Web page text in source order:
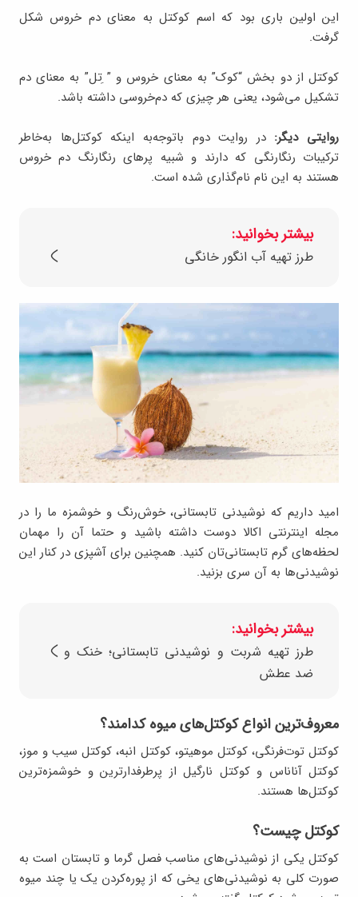
این اولین باری بود که اسم کوکتل به معنای دم خروس شکل
گرفت.
کوکتل از دو بخش “کوک” به معنای خروس و ” ِتل” به معنای دم
تشکیل می‌شود، یعنی هر چیزی که دم‌خروسی داشته باشد.
روایتی دیگر:در روایت دوم باتوجه‌به اینکه کوکتل‌ها به‌خاطر
ترکیبات رنگارنگی که دارند و شبیه پرهای رنگارنگ دم خروس
هستند به این نام نام‌گذاری شده است.
بیشتر بخوانید:
طرز تهیه آب انگور خانگی
امید داریم که نوشیدنی تابستانی، خوش‌رنگ و خوشمزه ما را در
مجله اینترنتی اکالا دوست داشته باشید و حتما آن را مهمان
لحظه‌های گرم تابستانی‌تان کنید. همچنین برای آشپزی در کنار این
نوشیدنی‌ها به آن سری بزنید.
بیشتر بخوانید:
طرز تهیه شربت و نوشیدنی تابستانی؛ خنک و
ضد عطش
معروف‌ترین انواع کوکتل‌های میوه کدامند؟
کوکتل توت‌فرنگی، کوکتل موهیتو، کوکتل انبه، کوکتل سیب و موز،
کوکتل آناناس و کوکتل نارگیل از پرطرفدارترین و خوشمزه‌ترین
کوکتل‌ها هستند.
کوکتل چیست؟
کوکتل یکی از نوشیدنی‌های مناسب فصل گرما و تابستان است به
صورت کلی به نوشیدنی‌های یخی که از پوره‌کردن یک یا چند میوه